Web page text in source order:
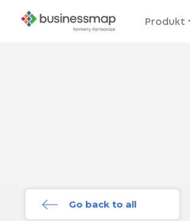
Produkt
Go back to all